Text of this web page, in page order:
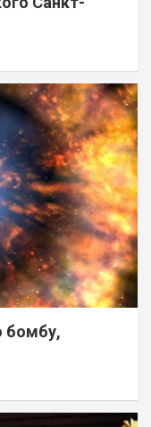
бомбу,